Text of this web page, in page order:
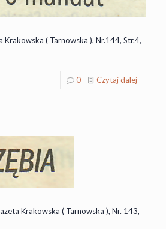
Krakowska ( Tarnowska ), Nr.144, Str.4,
0 Czytaj dalej
Krakowska ( Tarnowska ), Nr. 143,